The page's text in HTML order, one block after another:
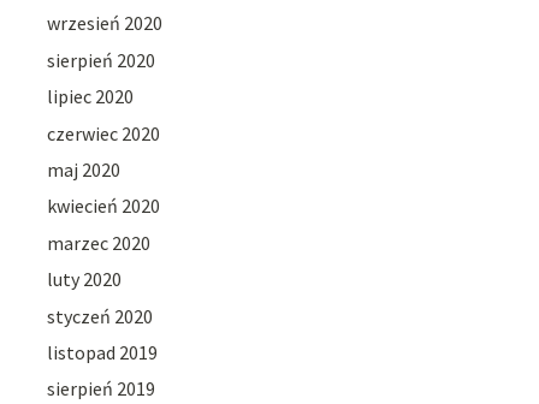
wrzesień 2020
sierpień 2020
lipiec 2020
czerwiec 2020
maj 2020
kwiecień 2020
marzec 2020
luty 2020
styczeń 2020
listopad 2019
sierpień 2019